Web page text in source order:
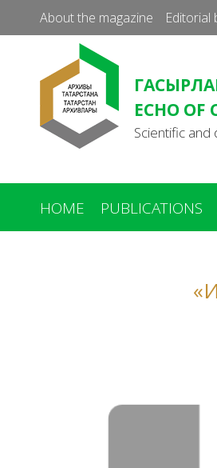
About the magazine Editorial
ECHO OF
Scientific
HOME PUBLICATIONS